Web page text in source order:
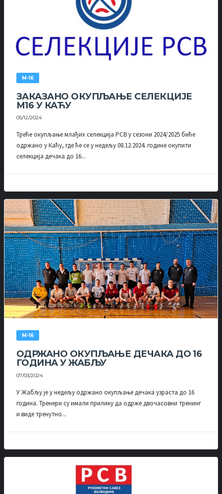
М-16
ЗАКАЗАНО ОКУПЉАЊЕ СЕЛЕКЦИЈЕ
М16 У КАЋУ
05/12/2024
Треће окупљање млађих селекција РСВ у сезони 2024/2025 биће
одржано у Каћу, где ће се у недељу 08.12.2024. године окупити
селекција дечака до 16...
М-16
ОДРЖАНО ОКУПЉАЊЕ ДЕЧАКА ДО 16
ГОДИНА У ЖАБЉУ
07/03/2024
У Жабљу је у недељу одржано окупљање дечака узраста до 16
година. Тренери су имали прилику да одрже двочасовни тренинг
и виде тренутно...